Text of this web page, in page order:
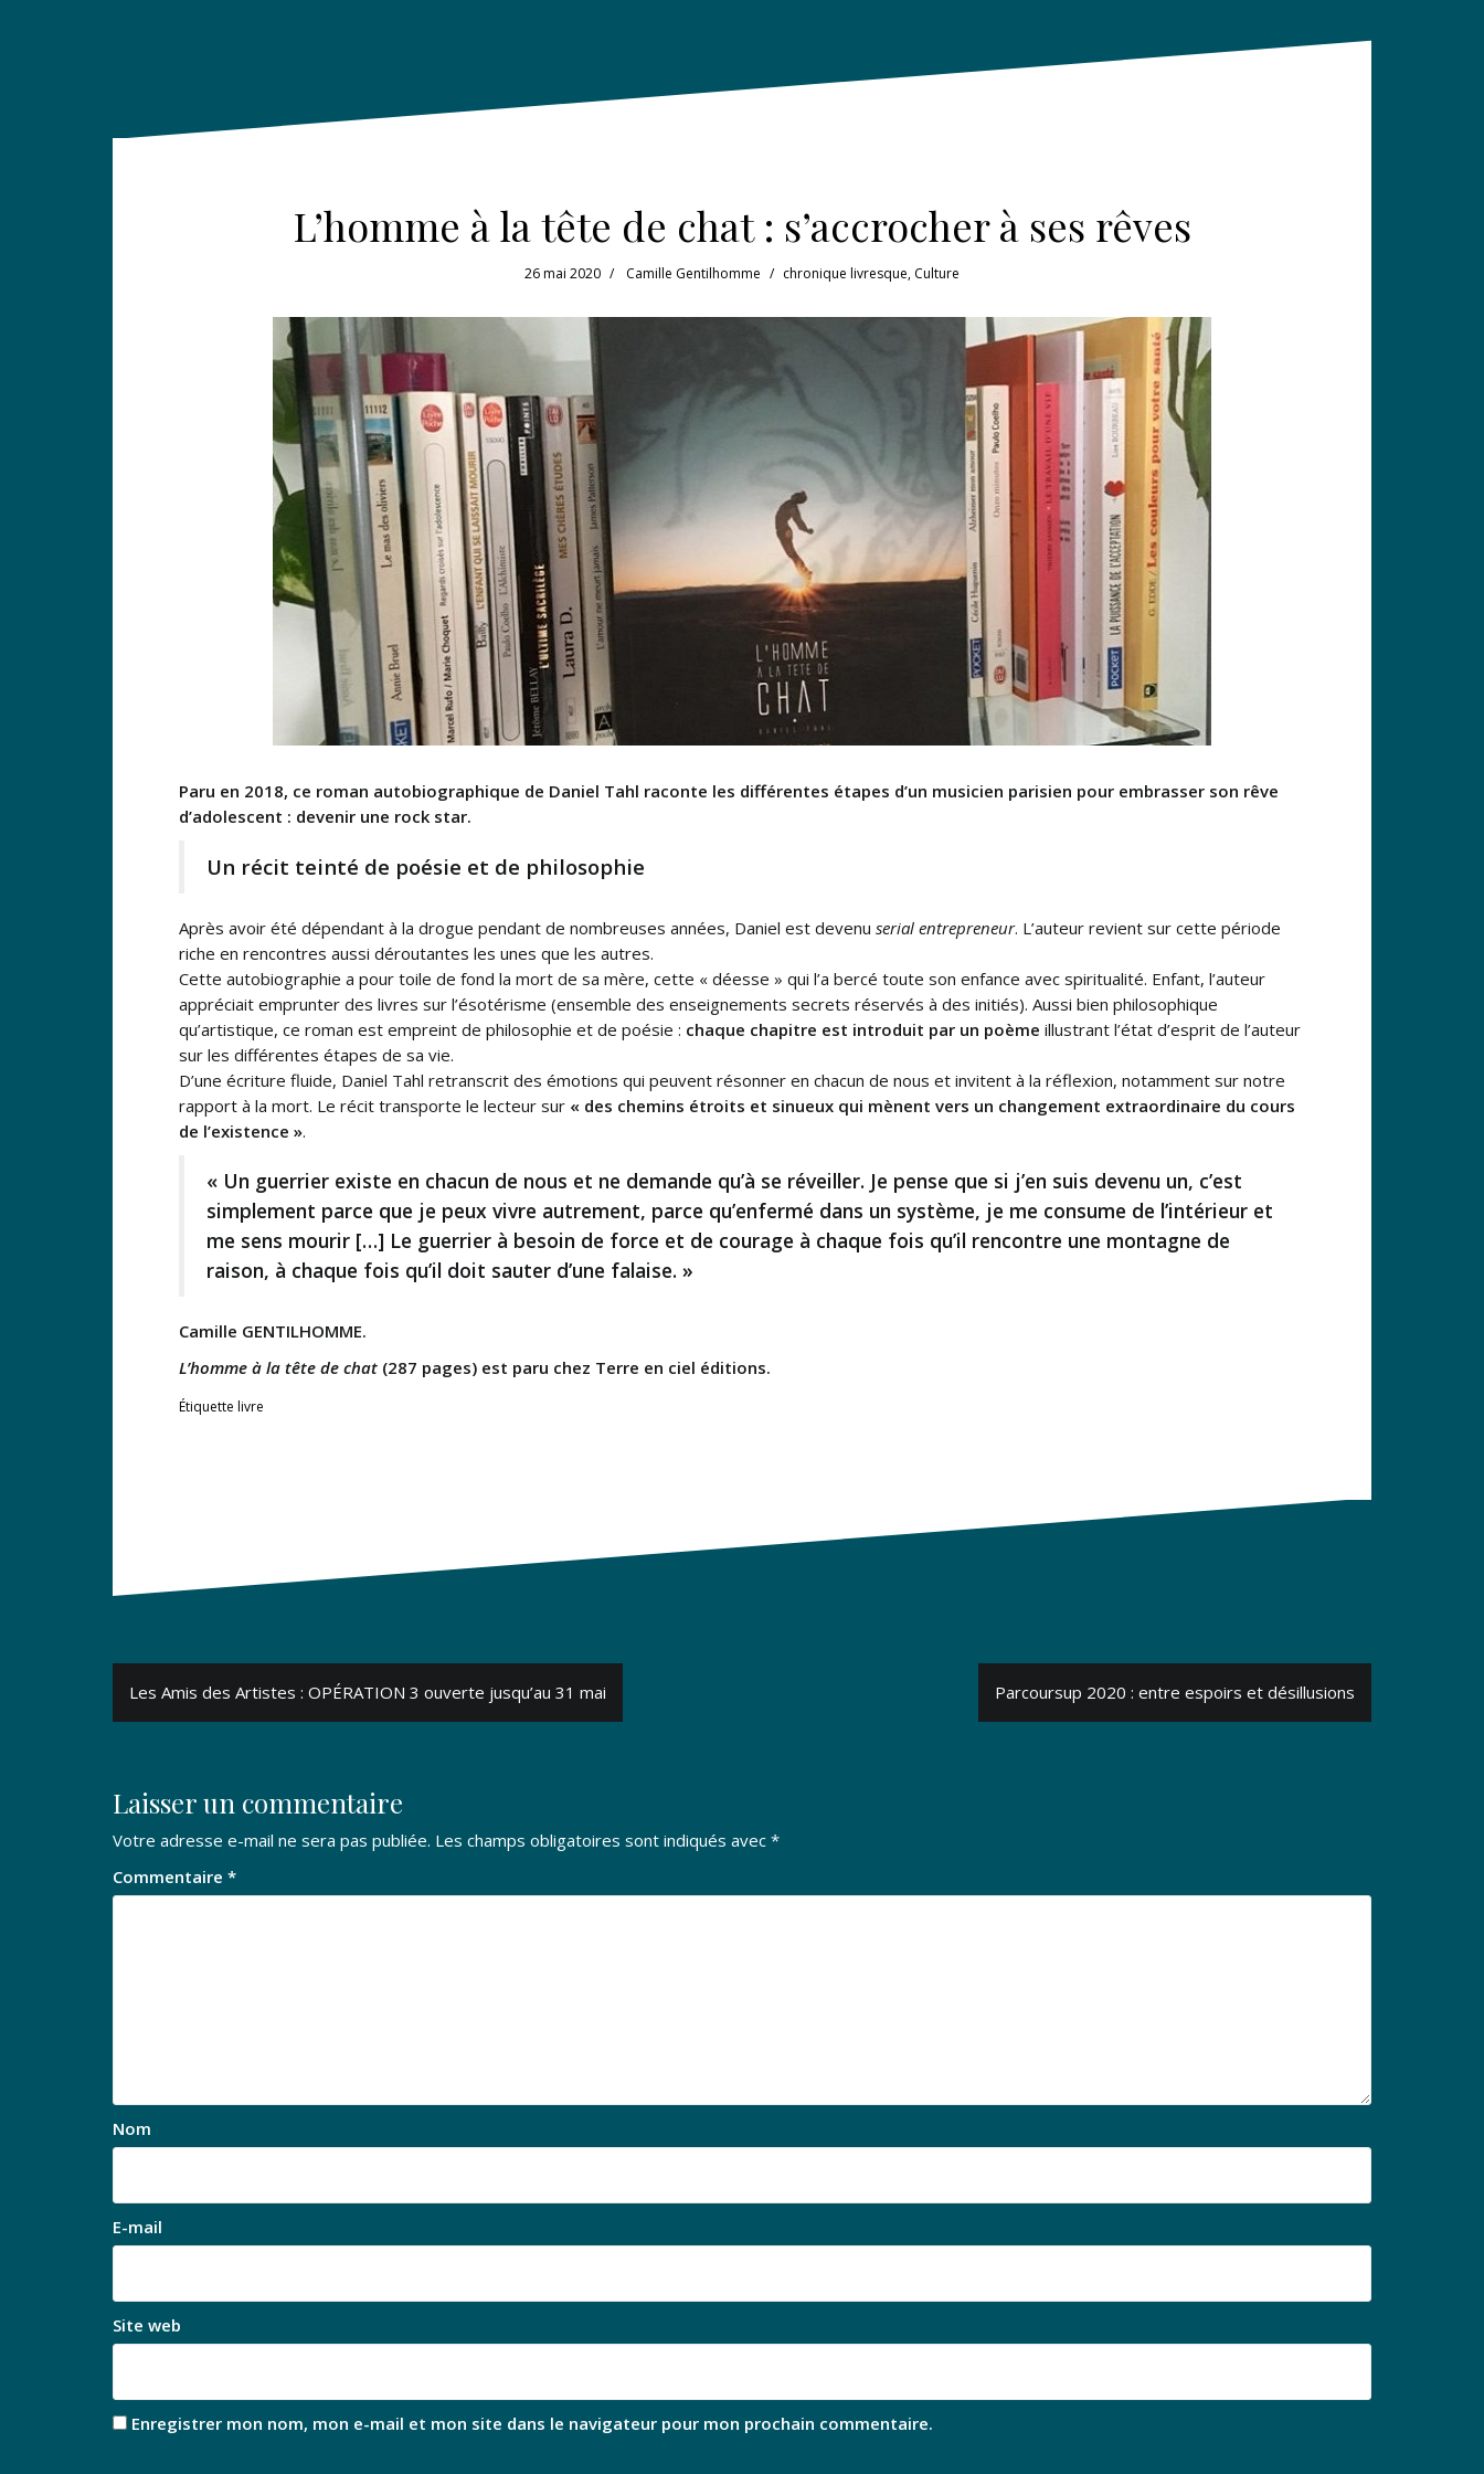
L’homme à la tête de chat : s’accrocher à ses rêves
26 mai 2020 Camille Gentilhomme chronique livresque, Culture
Paru en 2018, ce roman autobiographique de Daniel Tahl raconte les différentes étapes d’un musicien parisien pour embrasser son rêve
d’adolescent : devenir une rock star.
Un récit teinté de poésie et de philosophie
Après avoir été dépendant à la drogue pendant de nombreuses années, Daniel est devenu serial entrepreneur. L’auteur revient sur cette période
riche en rencontres aussi déroutantes les unes que les autres.
Cette autobiographie a pour toile de fond la mort de sa mère, cette « déesse » qui l’a bercé toute son enfance avec spiritualité. Enfant, l’auteur
appréciait emprunter des livres sur l’ésotérisme (ensemble des enseignements secrets réservés à des initiés). Aussi bien philosophique
qu’artistique, ce roman est empreint de philosophie et de poésie : chaque chapitre est introduit par un poème illustrant l’état d’esprit de l’auteur
sur les différentes étapes de sa vie.
D’une écriture fluide, Daniel Tahl retranscrit des émotions qui peuvent résonner en chacun de nous et invitent à la réflexion, notamment sur notre
rapport à la mort. Le récit transporte le lecteur sur « des chemins étroits et sinueux qui mènent vers un changement extraordinaire du cours
de l’existence ».
« Un guerrier existe en chacun de nous et ne demande qu’à se réveiller. Je pense que si j’en suis devenu un, c’est
simplement parce que je peux vivre autrement, parce qu’enfermé dans un système, je me consume de l’intérieur et
me sens mourir […] Le guerrier à besoin de force et de courage à chaque fois qu’il rencontre une montagne de
raison, à chaque fois qu’il doit sauter d’une falaise. »
Camille GENTILHOMME.
L’homme à la tête de chat (287 pages) est paru chez Terre en ciel éditions.
Étiquette livre
Navigation
de
Les Amis des Artistes : OPÉRATION 3 ouverte jusqu’au 31 mai Parcoursup 2020 : entre espoirs et désillusions
Laisser un commentaire
Votre adresse e-mail ne sera pas publiée. Les champs obligatoires sont indiqués avec *
Commentaire *
Nom
E-mail
Site web
Enregistrer mon nom, mon e-mail et mon site dans le navigateur pour mon prochain commentaire.